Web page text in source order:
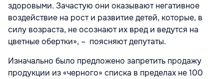
здоровыми. Зачастую они оказывают негативное
воздействие на рост и развитие детей, которые, в
силу возраста, не осознают их вред и ведутся на
цветные обертки», – поясняют депутаты.
Изначально было предложено запретить продажу
продукции из «черного» списка в пределах не 100